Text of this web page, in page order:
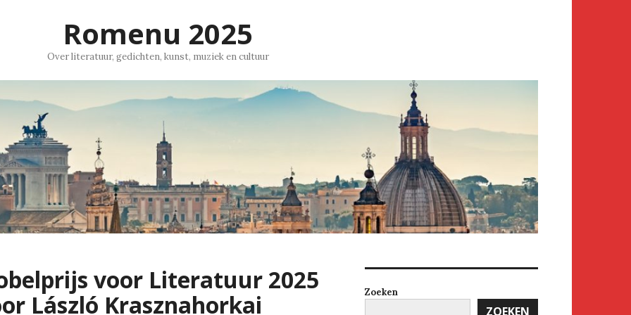
Romenu 2025
Over literatuur, gedichten, kunst, muziek en cultuur
voor Literatuur 2025
László Krasznahorkai
Zoeken
ZOEKEN